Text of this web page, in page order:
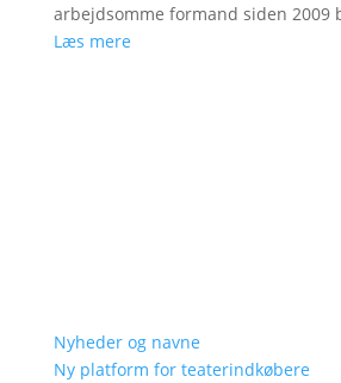
arbejdsomme formand siden 2009
Læs mere
Nyheder og navne
Ny platform for teaterindkøbere